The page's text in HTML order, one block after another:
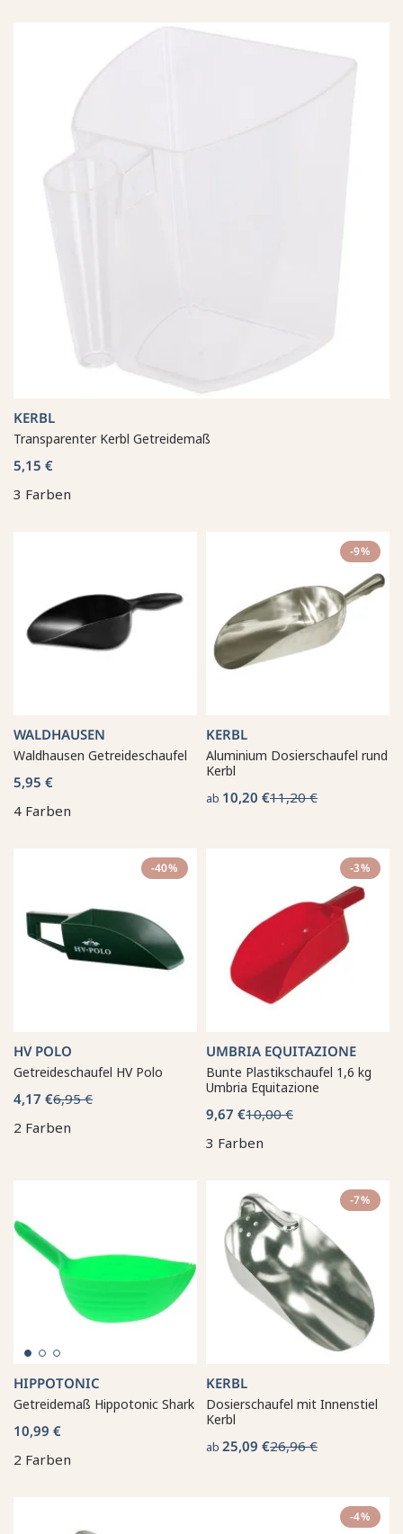
KERBL
Transparenter Kerbl Getreidemaß
5,15 €
3 Farben
WALDHAUSEN
Waldhausen Getreideschaufel
5,95 €
4 Farben
-9%
KERBL
Aluminium Dosierschaufel rund
Kerbl
ab 10,20 €11,20 €
-40%
HV POLO
Getreideschaufel HV Polo
4,17 €6,95 €
2 Farben
-3%
UMBRIA EQUITAZIONE
Bunte Plastikschaufel 1,6 kg
Umbria Equitazione
9,67 €10,00 €
3 Farben
HIPPOTONIC
Getreidemaß Hippotonic Shark
10,99 €
2 Farben
-7%
KERBL
Dosierschaufel mit Innenstiel
Kerbl
ab 25,09 €26,96 €
-4%